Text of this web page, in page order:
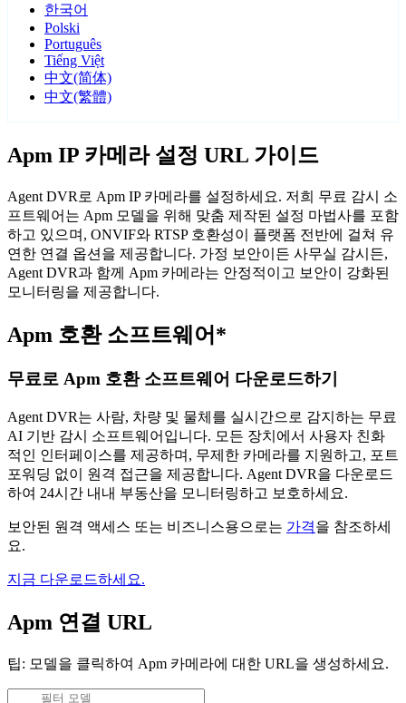
한국어
Polski
Português
Tiếng Việt
中文(简体)
中文(繁體)
Apm IP 카메라 설정 URL 가이드
Agent DVR로 Apm IP 카메라를 설정하세요. 저희 무료 감시 소
프트웨어는 Apm 모델을 위해 맞춤 제작된 설정 마법사를 포함
하고 있으며, ONVIF와 RTSP 호환성이 플랫폼 전반에 걸쳐 유
연한 연결 옵션을 제공합니다. 가정 보안이든 사무실 감시든,
Agent DVR과 함께 Apm 카메라는 안정적이고 보안이 강화된
모니터링을 제공합니다.
Apm 호환 소프트웨어*
무료로 Apm 호환 소프트웨어 다운로드하기
Agent DVR는 사람, 차량 및 물체를 실시간으로 감지하는 무료
AI 기반 감시 소프트웨어입니다. 모든 장치에서 사용자 친화
적인 인터페이스를 제공하며, 무제한 카메라를 지원하고, 포트
포워딩 없이 원격 접근을 제공합니다. Agent DVR을 다운로드
하여 24시간 내내 부동산을 모니터링하고 보호하세요.
보안된 원격 액세스 또는 비즈니스용으로는 가격을 참조하세
요.
지금 다운로드하세요.
Apm 연결 URL
팁: 모델을 클릭하여 Apm 카메라에 대한 URL을 생성하세요.